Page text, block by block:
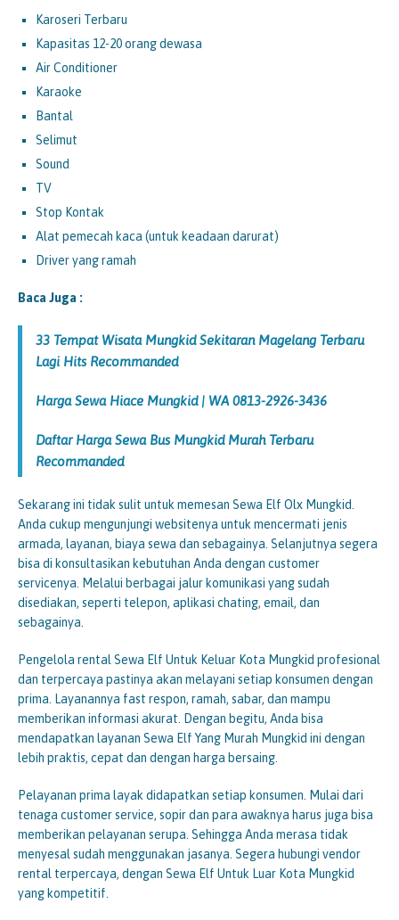
Karoseri Terbaru
Kapasitas 12-20 orang dewasa
Air Conditioner
Karaoke
Bantal
Selimut
Sound
TV
Stop Kontak
Alat pemecah kaca (untuk keadaan darurat)
Driver yang ramah
Baca Juga :
33 Tempat Wisata Mungkid Sekitaran Magelang Terbaru
Lagi Hits Recommanded
Harga Sewa Hiace Mungkid | WA 0813-2926-3436
Daftar Harga Sewa Bus Mungkid Murah Terbaru
Recommanded
Sekarang ini tidak sulit untuk memesan Sewa Elf Olx Mungkid.
Anda cukup mengunjungi websitenya untuk mencermati jenis
armada, layanan, biaya sewa dan sebagainya. Selanjutnya segera
bisa di konsultasikan kebutuhan Anda dengan customer
servicenya. Melalui berbagai jalur komunikasi yang sudah
disediakan, seperti telepon, aplikasi chating, email, dan
sebagainya.
Pengelola rental Sewa Elf Untuk Keluar Kota Mungkid profesional
dan terpercaya pastinya akan melayani setiap konsumen dengan
prima. Layanannya fast respon, ramah, sabar, dan mampu
memberikan informasi akurat. Dengan begitu, Anda bisa
mendapatkan layanan Sewa Elf Yang Murah Mungkid ini dengan
lebih praktis, cepat dan dengan harga bersaing.
Pelayanan prima layak didapatkan setiap konsumen. Mulai dari
tenaga customer service, sopir dan para awaknya harus juga bisa
memberikan pelayanan serupa. Sehingga Anda merasa tidak
menyesal sudah menggunakan jasanya. Segera hubungi vendor
rental terpercaya, dengan Sewa Elf Untuk Luar Kota Mungkid
yang kompetitif.